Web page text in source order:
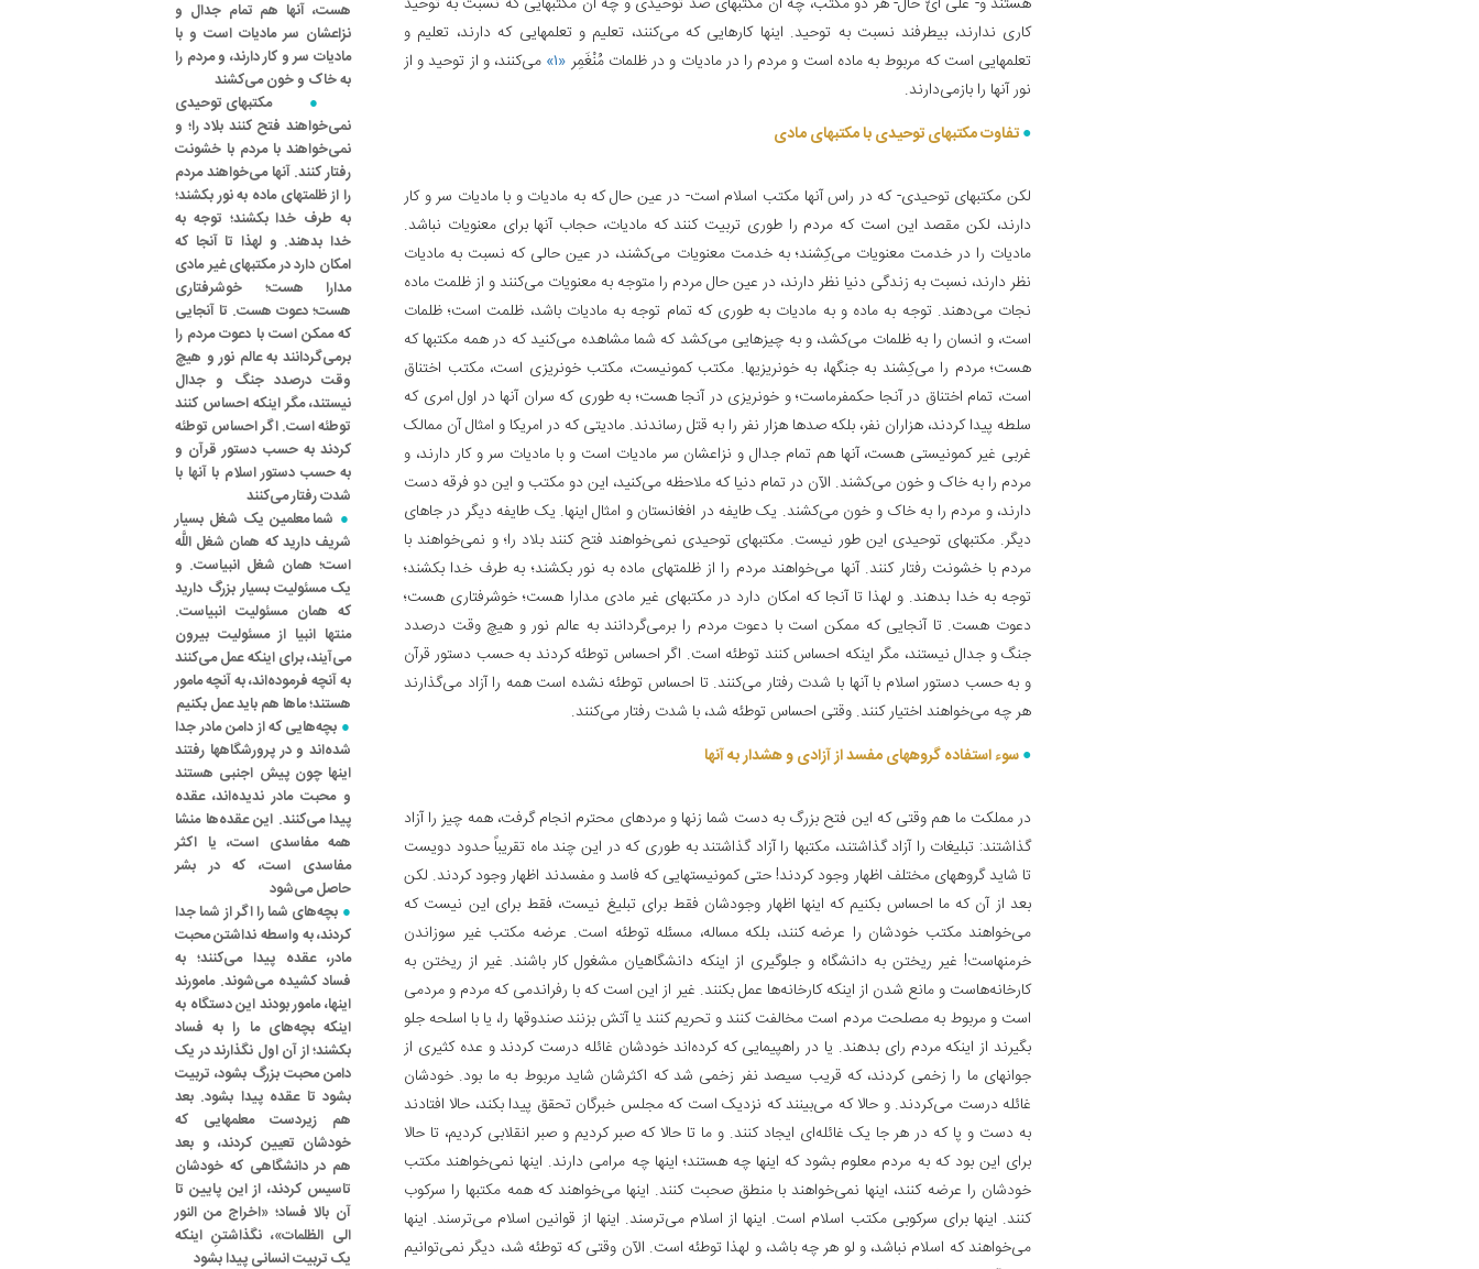
کاری ندارند، بیطرفند نسبت به توحید. اینها کارهایی که می‌کنند، تعلیم و تعلمهایی که دارند، تعلیم و
تعلمهایی است که مربوط به ماده است و مردم را در مادیات و در ظلمات مُنْغَمِر «۱»
می‌کنند، و از توحید و از
نور آنها را بازمی‌دارند.
تفاوت مکتبهای توحیدی با مکتبهای مادی‌
لکن مکتبهای توحیدی- که در راس آنها مکتب اسلام است- در عین حال که به مادیات و با مادیات سر و کار
دارند، لکن مقصد این است که مردم را طوری تربیت کنند که مادیات، حجاب آنها برای معنویات نباشد.
مادیات را در خدمت معنویات می‌کِشند؛ به خدمت معنویات می‌کشند، در عین حالی که نسبت به مادیات
نظر دارند، نسبت به زندگی دنیا نظر دارند، در عین حال مردم را متوجه به معنویات می‌کنند و از ظلمت ماده
نجات می‌دهند. توجه به ماده و به مادیات به طوری که تمام توجه به مادیات باشد، ظلمت است؛ ظلمات
است، و انسان را به ظلمات می‌کشد، و به چیزهایی می‌کشد که شما مشاهده می‌کنید که در همه مکتبها که
هست؛ مردم را می‌کِشند به جنگها، به خونریزیها. مکتب کمونیست، مکتب خونریزی است، مکتب اختناق
است، تمام اختناق در آنجا حکمفرماست؛ و خونریزی در آنجا هست؛ به طوری که سران آنها در اول امری که
سلطه پیدا کردند، هزاران نفر، بلکه صدها هزار نفر را به قتل رساندند. مادیتی که در امریکا و امثال آن ممالک
غربی غیر کمونیستی هست، آنها هم تمام جدال و نزاعشان سر مادیات است و با مادیات سر و کار دارند، و
مردم را به خاک و خون می‌کشند. الآن در تمام دنیا که ملاحظه می‌کنید، این دو مکتب و این دو فرقه دست
دارند، و مردم را به خاک و خون می‌کشند. یک طایفه در افغانستان و امثال اینها. یک طایفه دیگر در جاهای
دیگر. مکتبهای توحیدی این طور نیست. مکتبهای توحیدی نمی‌خواهند فتح کنند بلاد را؛ و نمی‌خواهند با
مردم با خشونت رفتار کنند. آنها می‌خواهند مردم را از ظلمتهای ماده به نور بکشند؛ به طرف خدا بکشند؛
توجه به خدا بدهند. و لهذا تا آنجا که امکان دارد در مکتبهای غیر مادی مدارا هست؛ خوشرفتاری هست؛
دعوت هست. تا آنجایی که ممکن است با دعوت مردم را برمی‌گردانند به عالم نور و هیچ وقت درصدد
جنگ و جدال نیستند، مگر اینکه احساس کنند توطئه است. اگر احساس توطئه کردند به حسب دستور قرآن
و به حسب دستور اسلام با آنها با شدت رفتار می‌کنند. تا احساس توطئه نشده است همه را آزاد می‌گذارند
هر چه می‌خواهند اختیار کنند. وقتی احساس توطئه شد، با شدت رفتار می‌کنند.
سوء استفاده گروههای مفسد از آزادی و هشدار به آنها
در مملکت ما هم وقتی که این فتح بزرگ به دست شما زنها و مردهای محترم‌ انجام گرفت، همه چیز را آزاد
گذاشتند: تبلیغات را آزاد گذاشتند، مکتبها را آزاد گذاشتند به طوری که در این چند ماه تقریباً حدود دویست
تا شاید گروههای مختلف اظهار وجود کردند! حتی کمونیستهایی که فاسد و مفسدند اظهار وجود کردند. لکن
بعد از آن که ما احساس بکنیم که اینها اظهار وجودشان فقط برای تبلیغ نیست، فقط برای این نیست که
می‌خواهند مکتب خودشان را عرضه کنند، بلکه مساله، مسئله توطئه است. عرضه مکتب غیر سوزاندن
خرمنهاست! غیر ریختن به دانشگاه و جلوگیری از اینکه دانشگاهیان مشغول کار باشند. غیر از ریختن به
کارخانه‌هاست و مانع شدن از اینکه کارخانه‌ها عمل بکنند. غیر از این است که با رفراندمی که مردم و مردمی
است و مربوط به مصلحت مردم است مخالفت کنند و تحریم کنند یا آتش بزنند صندوقها را، یا با اسلحه جلو
بگیرند از اینکه مردم رای بدهند. یا در راهپیمایی که کرده‌اند خودشان غائله درست کردند و عده کثیری از
جوانهای ما را زخمی کردند، که قریب سیصد نفر زخمی شد که اکثرشان شاید مربوط به ما بود. خودشان
غائله درست می‌کردند. و حالا که می‌بینند که نزدیک است که مجلس خبرگان تحقق پیدا بکند، حالا افتادند
به دست و پا که در هر جا یک غائله‌ای ایجاد کنند. و ما تا حالا که صبر کردیم و صبر انقلابی کردیم، تا حالا
برای این بود که به مردم معلوم بشود که اینها چه هستند؛ اینها چه مرامی دارند. اینها نمی‌خواهند مکتب
خودشان را عرضه کنند، اینها نمی‌خواهند با منطق صحبت کنند. اینها می‌خواهند که همه مکتبها را سرکوب
کنند. اینها برای سرکوبی مکتب اسلام است. اینها از اسلام می‌ترسند. اینها از قوانین اسلام می‌ترسند. اینها
می‌خواهند که اسلام نباشد، و لو هر چه باشد، و لهذا توطئه است. الآن وقتی که توطئه شد، دیگر نمی‌توانیم
هست، آنها هم تمام جدال و
نزاعشان سر مادیات است و با
مادیات سر و کار دارند، و مردم را
به خاک و خون می‌کشند
مکتبهای توحیدی
نمی‌خواهند فتح کنند بلاد را؛ و
نمی‌خواهند با مردم با خشونت
رفتار کنند. آنها می‌خواهند مردم
را از ظلمتهای ماده به نور بکشند؛
به طرف خدا بکشند؛ توجه به
خدا بدهند. و لهذا تا آنجا که
امکان دارد در مکتبهای غیر مادی
مدارا هست؛ خوشرفتاری
هست؛ دعوت هست. تا آنجایی
که ممکن است با دعوت مردم را
برمی‌گردانند به عالم نور و هیچ
وقت درصدد جنگ و جدال
نیستند، مگر اینکه احساس کنند
توطئه است. اگر احساس توطئه
کردند به حسب دستور قرآن و
به حسب دستور اسلام با آنها با
شدت رفتار می‌کنند
شما معلمین یک شغل بسیار
شریف دارید که همان شغل اللَّه
است؛ همان شغل انبیاست. و
یک مسئولیت بسیار بزرگ دارید
که همان مسئولیت انبیاست.
منتها انبیا از مسئولیت بیرون
می‌آیند، برای اینکه عمل می‌کنند
به آنچه فرموده‌اند، به آنچه مامور
هستند؛ ماها هم باید عمل بکنیم
بچه‌هایی که از دامن مادر جدا
شده‌اند و در پرورشگاهها رفتند
اینها چون پیش اجنبی هستند
و محبت مادر ندیده‌اند، عقده
پیدا می‌کنند. این عقده‌ها منشا
همه مفاسدی است، یا اکثر
مفاسدی است، که در بشر
حاصل می‌شود
بچه‌های شما را اگر از شما جدا
کردند، به واسطه نداشتن محبت
مادر، عقده پیدا می‌کنند؛ به
فساد کشیده می‌شوند. مامورند
اینها، مامور بودند این دستگاه به
اینکه بچه‌های ما را به فساد
بکشند؛ از آن اول نگذارند در یک
دامن محبت بزرگ بشود، تربیت
بشود تا عقده پیدا بشود. بعد
هم زیردست معلمهایی که
خودشان تعیین کردند، و بعد
هم در دانشگاهی که خودشان
تاسیس کردند، از این پایین تا
آن بالا فساد؛ «اخراج من النور
الی الظلمات»، نگذاشتنِ اینکه
یک تربیت انسانی پیدا بشود